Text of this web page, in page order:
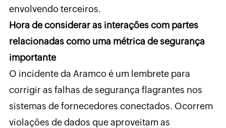
envolvendo terceiros.
Hora de considerar as interações com partes
relacionadas como uma métrica de segurança
importante
O incidente da Aramco é um lembrete para
corrigir as falhas de segurança flagrantes nos
sistemas de fornecedores conectados. Ocorrem
violações de dados que aproveitam as